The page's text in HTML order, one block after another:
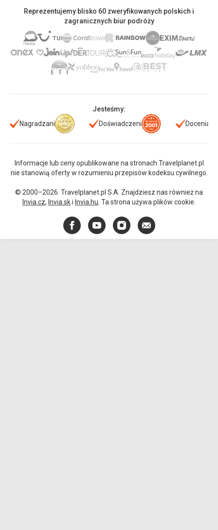
Reprezentujemy blisko 60 zweryfikowanych polskich i
zagranicznych biur podróży
Jesteśmy:
Nagradzani
Doświadczeni Doceniani
Informacje lub ceny opublikowane na stronach Travelplanet.pl
nie stanowią oferty w rozumieniu przepisów kodeksu cywilnego.
© 2000–2026. Travelplanet.pl S.A. Znajdziesz nas również na
Invia.cz, Invia.ski Invia.hu . Ta strona używa plików cookie.
FacebookYouTubeInstagram
E-
mail